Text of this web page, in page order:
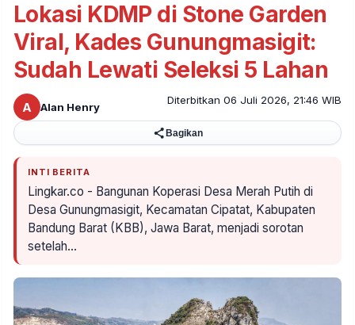
Lokasi KDMP di Stone Garden
Viral, Kades Gunungmasigit:
Sudah Lewati Seleksi 5 Lahan
A Alan Henry
Diterbitkan 06 Juli 2026, 21:46 WIB
Bagikan
INTI BERITA
Lingkar.co - Bangunan Koperasi Desa Merah Putih di
Desa Gunungmasigit, Kecamatan Cipatat, Kabupaten
Bandung Barat (KBB), Jawa Barat, menjadi sorotan
setelah…